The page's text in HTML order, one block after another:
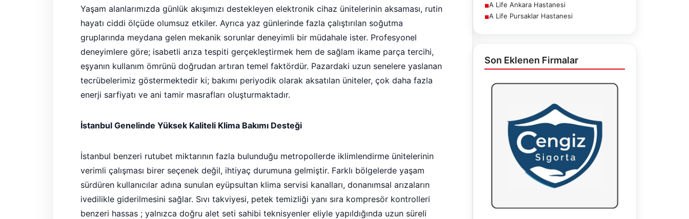
Yaşam alanlarımızda günlük akışımızı destekleyen elektronik cihaz ünitelerinin aksaması, rutin
hayatı ciddi ölçüde olumsuz etkiler. Ayrıca yaz günlerinde fazla çalıştırılan soğutma
gruplarında meydana gelen mekanik sorunlar deneyimli bir müdahale ister. Profesyonel
deneyimlere göre; isabetli arıza tespiti gerçekleştirmek hem de sağlam ikame parça tercihi,
eşyanın kullanım ömrünü doğrudan artıran temel faktördür. Pazardaki uzun senelere yaslanan
tecrübelerimiz göstermektedir ki; bakımı periyodik olarak aksatılan üniteler, çok daha fazla
enerji sarfiyatı ve ani tamir masrafları oluşturmaktadır.
İstanbul Genelinde Yüksek Kaliteli Klima Bakımı Desteği
İstanbul benzeri rutubet miktarının fazla bulunduğu metropollerde iklimlendirme ünitelerinin
verimli çalışması birer seçenek değil, ihtiyaç durumuna gelmiştir. Farklı bölgelerde yaşam
sürdüren kullanıcılar adına sunulan eyüpsultan klima servisi kanalları, donanımsal arızaların
ivedilikle giderilmesini sağlar. Sıvı takviyesi, petek temizliği yanı sıra kompresör kontrolleri
benzeri hassas ; yalnızca doğru alet seti sahibi teknisyenler eliyle yapıldığında uzun süreli
■A Life Ankara Hastanesi
■A Life Pursaklar Hastanesi
Son Eklenen Firmalar